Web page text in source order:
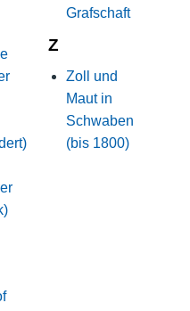
Grafschaft
Z
Zoll und
Maut in
Schwaben
(bis 1800)